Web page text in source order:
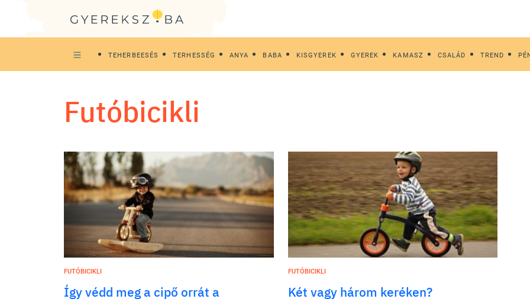
TEHERBEESÉS TERHESSÉG ANYA BABA KISGYEREK GYEREK KAMASZ CSALÁD TREND
futóbicikli
FUTÓBICIKLI
Így védd meg a cipő orrát a
FUTÓBICIKLI
Két vagy három keréken?